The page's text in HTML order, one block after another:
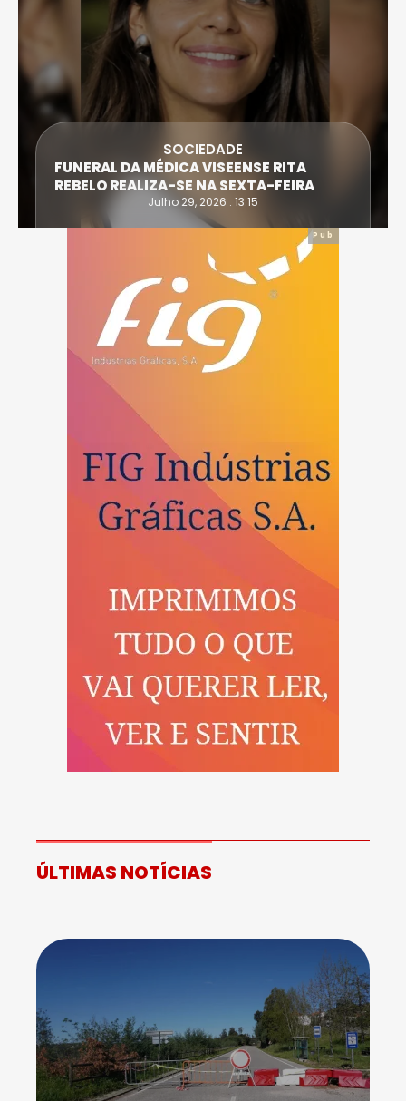
SOCIEDADE
FUNERAL DA MÉDICA VISEENSE RITA
REBELO REALIZA-SE NA SEXTA-FEIRA
Julho 29, 2026 . 13:15
Pub
ÚLTIMAS NOTÍCIAS